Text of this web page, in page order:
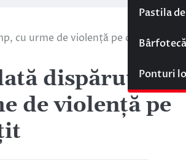
Pastila
Bârfotecă
Ponturi
cu urme de violență pe corp! Ea
dispărută
de violență pe